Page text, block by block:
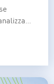
e
gestione
la